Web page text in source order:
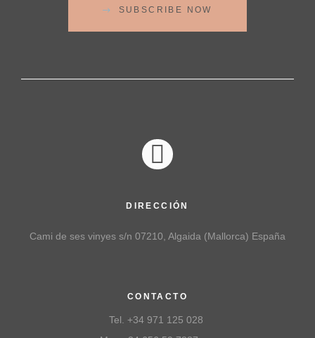
SUBSCRIBE NOW
DIRECCIÓN
Cami de ses vinyes s/n 07210, Algaida (Mallorca) España
CONTACTO
Tel. +34 971 125 028